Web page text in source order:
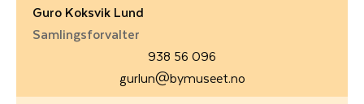
Guro Koksvik Lund
Samlingsforvalter
938 56 096
gurlun@bymuseet.no